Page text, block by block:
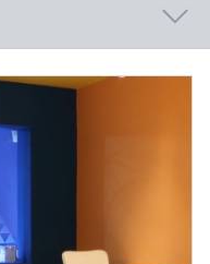
自身の提案を発信でき
ですので、人材も妥協
事務員も誠実なスタッ
。
供をおこないながら、
す。最新の言語やイン
ンジして活躍していき
す。
36万円
のではありません）
人数